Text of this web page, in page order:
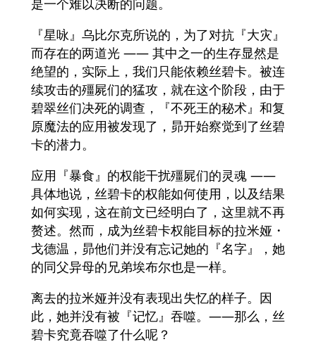
是一个难以决断的问题。
『星咏』乌比尔克所说的，为了对抗『大灾』
而存在的两道光 —— 其中之一的生存显然是
绝望的，实际上，我们只能依赖丝碧卡。被连
续攻击的殭屍们的猛攻，就在这个阶段，由于
碧翠丝们决死的调查，『不死王的秘术』和复
原魔法的应用被发现了，昴开始察觉到了丝碧
卡的潜力。
应用『暴食』的权能干扰殭屍们的灵魂 ——
具体地说，丝碧卡的权能如何使用，以及结果
如何实现，这在前文已经明白了，这里就不再
赘述。然而，成为丝碧卡权能目标的拉米娅・
戈德温，昴他们并没有忘记她的『名字』，她
的同父异母的兄弟埃布尔也是一样。
离去的拉米娅并没有表现出失忆的样子。因
此，她并没有被『记忆』吞噬。——那么，丝
碧卡究竟吞噬了什么呢？